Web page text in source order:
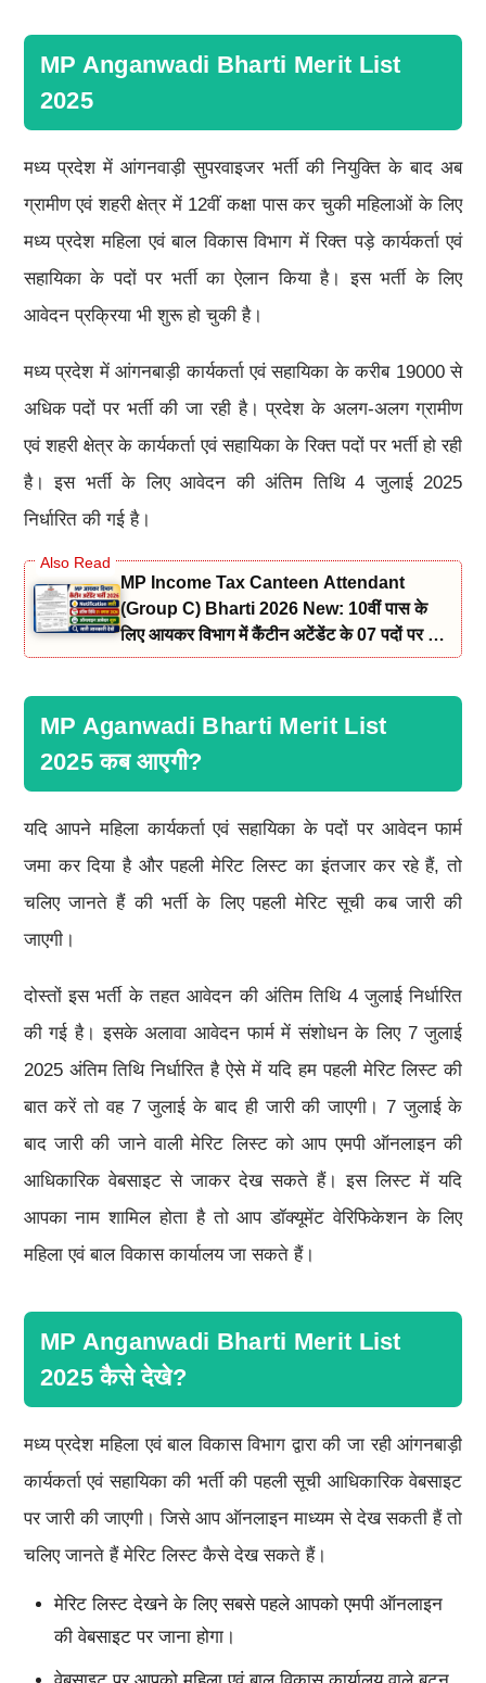
MP Anganwadi Bharti Merit List
2025
मध्य प्रदेश में आंगनवाड़ी सुपरवाइजर भर्ती की नियुक्ति के बाद अब
ग्रामीण एवं शहरी क्षेत्र में 12वीं कक्षा पास कर चुकी महिलाओं के लिए
मध्य प्रदेश महिला एवं बाल विकास विभाग में रिक्त पड़े कार्यकर्ता एवं
सहायिका के पदों पर भर्ती का ऐलान किया है। इस भर्ती के लिए
आवेदन प्रक्रिया भी शुरू हो चुकी है।
मध्य प्रदेश में आंगनबाड़ी कार्यकर्ता एवं सहायिका के करीब 19000 से
अधिक पदों पर भर्ती की जा रही है। प्रदेश के अलग-अलग ग्रामीण
एवं शहरी क्षेत्र के कार्यकर्ता एवं सहायिका के रिक्त पदों पर भर्ती हो रही
है। इस भर्ती के लिए आवेदन की अंतिम तिथि 4 जुलाई 2025
निर्धारित की गई है।
MP Income Tax Canteen Attendant
(Group C) Bharti 2026 New: 10वीं पास के
लिए आयकर विभाग में कैंटीन अटेंडेंट के 07 पदों पर भर्ती
नोटिफिकेशन और आवेदन जारी
MP Aganwadi Bharti Merit List
2025 कब आएगी?
यदि आपने महिला कार्यकर्ता एवं सहायिका के पदों पर आवेदन फार्म
जमा कर दिया है और पहली मेरिट लिस्ट का इंतजार कर रहे हैं, तो
चलिए जानते हैं की भर्ती के लिए पहली मेरिट सूची कब जारी की
जाएगी।
दोस्तों इस भर्ती के तहत आवेदन की अंतिम तिथि 4 जुलाई निर्धारित
की गई है। इसके अलावा आवेदन फार्म में संशोधन के लिए 7 जुलाई
2025 अंतिम तिथि निर्धारित है ऐसे में यदि हम पहली मेरिट लिस्ट की
बात करें तो वह 7 जुलाई के बाद ही जारी की जाएगी। 7 जुलाई के
बाद जारी की जाने वाली मेरिट लिस्ट को आप एमपी ऑनलाइन की
आधिकारिक वेबसाइट से जाकर देख सकते हैं। इस लिस्ट में यदि
आपका नाम शामिल होता है तो आप डॉक्यूमेंट वेरिफिकेशन के लिए
महिला एवं बाल विकास कार्यालय जा सकते हैं।
MP Anganwadi Bharti Merit List
2025 कैसे देखे?
मध्य प्रदेश महिला एवं बाल विकास विभाग द्वारा की जा रही आंगनबाड़ी
कार्यकर्ता एवं सहायिका की भर्ती की पहली सूची आधिकारिक वेबसाइट
पर जारी की जाएगी। जिसे आप ऑनलाइन माध्यम से देख सकती हैं तो
चलिए जानते हैं मेरिट लिस्ट कैसे देख सकते हैं।
मेरिट लिस्ट देखने के लिए सबसे पहले आपको एमपी ऑनलाइन
की वेबसाइट पर जाना होगा।